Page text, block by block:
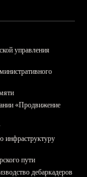
управления
«Продвижение
инфраструктуру
пути
дебаркадеров